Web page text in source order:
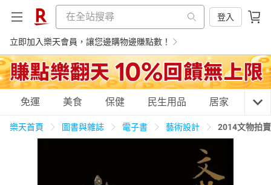
登入
立即加入樂天會員，讓您邊購物邊賺點數！
購物網分類
免運 美食 保健 民生用品 居家 3C
樂天首頁 圖書與雜誌 電子書 藝術設計 2014文物拍